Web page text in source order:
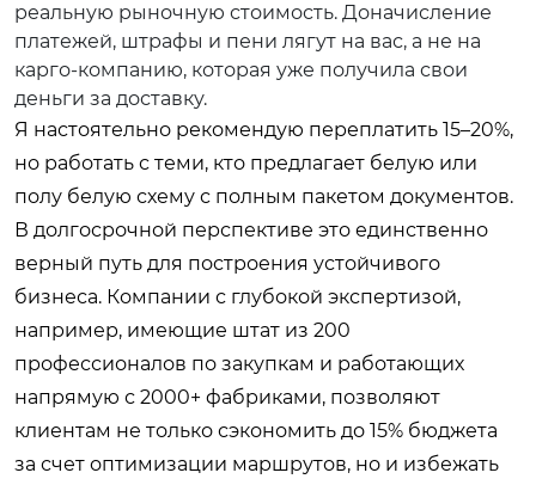
реальную рыночную стоимость. Доначисление
платежей, штрафы и пени лягут на вас, а не на
карго-компанию, которая уже получила свои
деньги за доставку.
Я настоятельно рекомендую переплатить 15–20%,
но работать с теми, кто предлагает белую или
полу белую схему с полным пакетом документов.
В долгосрочной перспективе это единственно
верный путь для построения устойчивого
бизнеса. Компании с глубокой экспертизой,
например, имеющие штат из 200
профессионалов по закупкам и работающих
напрямую с 2000+ фабриками, позволяют
клиентам не только сэкономить до 15% бюджета
за счет оптимизации маршрутов, но и избежать